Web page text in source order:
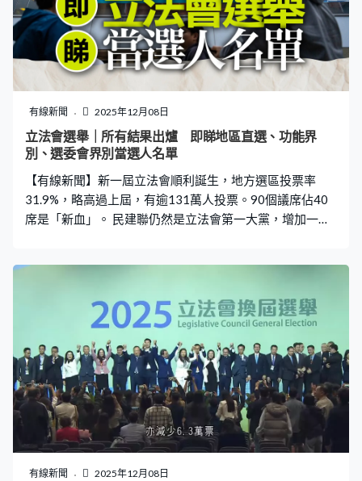
數，在選舉過程中可以說流向不同政團候選人。」 工聯會
維持7席，地區直選派9隊，只有3名現任議員贏回議席，
總得票比四年前增加，有26萬票，但當中12萬來自新開拓
的6個選區，但兩名現任議員在地方選區落敗。吳秋北：
「能夠參與選舉好難得，在這個基礎上我們勇於開拓新領
域，如果數位、兩位議員仍然停留在舒適區，可能不符合
我們擔當的精神。」 新民黨由6席減至3席，直選7區只勝
出2區，總得票與上屆差不多，有14.7萬，來自新開拓選區
有下跌，我們
有線新聞 2025年12月08日
立法會選舉｜所有結果出爐 即睇地區直選、功能界
別、選委會界別當選人名單
【有線新聞】新一屆立法會順利誕生，地方選區投票率
31.9%，略高過上屆，有逾131萬人投票。90個議席佔40
席是「新血」。 民建聯仍然是立法會第一大黨，增加一
方國珊今次終於晉身立法會，還以58000多票成為「票
后」。顏汶羽、郭偉强及陸頌雄就競逐連任失敗。即睇當
選人名單。 立法會選舉｜地方選區（20席） 立法會選舉｜
功能界別（30席） 立法會選舉｜選委會界別（40席）
有線新聞 2025年12月08日